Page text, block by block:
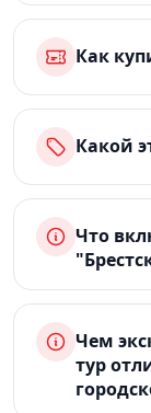
Как
Какой
Что
Чем
тур